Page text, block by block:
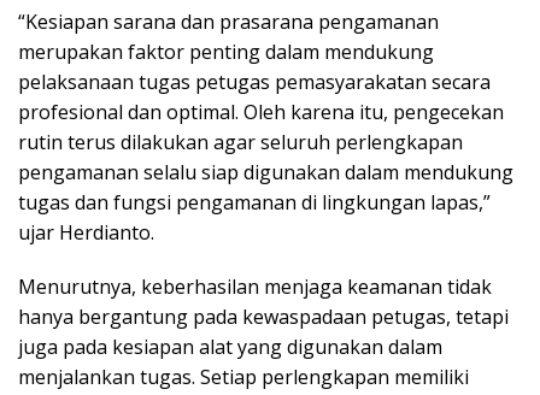
“Kesiapan sarana dan prasarana pengamanan
merupakan faktor penting dalam mendukung
pelaksanaan tugas petugas pemasyarakatan secara
profesional dan optimal. Oleh karena itu, pengecekan
rutin terus dilakukan agar seluruh perlengkapan
pengamanan selalu siap digunakan dalam mendukung
tugas dan fungsi pengamanan di lingkungan lapas,”
ujar Herdianto.
Menurutnya, keberhasilan menjaga keamanan tidak
hanya bergantung pada kewaspadaan petugas, tetapi
juga pada kesiapan alat yang digunakan dalam
menjalankan tugas. Setiap perlengkapan memiliki